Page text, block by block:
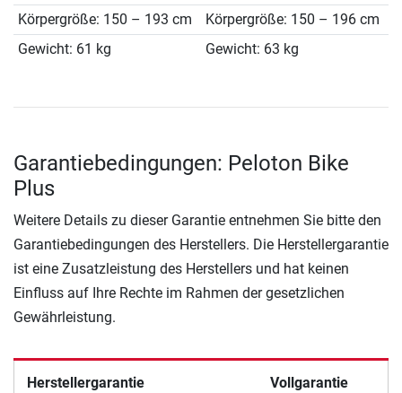
Körpergröße: 150 – 193 cm
Körpergröße: 150 – 196 cm
Gewicht: 61 kg
Gewicht: 63 kg
Garantiebedingungen: Peloton Bike
Plus
Weitere Details zu dieser Garantie entnehmen Sie bitte den
Garantiebedingungen des Herstellers. Die Herstellergarantie
ist eine Zusatzleistung des Herstellers und hat keinen
Einfluss auf Ihre Rechte im Rahmen der gesetzlichen
Gewährleistung.
Herstellergarantie Vollgarantie